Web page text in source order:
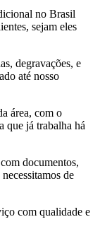
no Brasil
sejam eles
degravações, e
até nosso
área, com o
que já trabalha há
documentos,
de
com qualidade e